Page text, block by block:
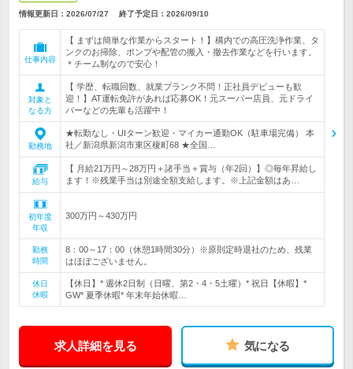
情報更新日：2026/07/27 終了予定日： 2026/09/10
仕事内容
【 まずは簡単な作業からスタート！】構内での高圧洗浄作業、タ
ンクのお掃除、ポンプや配管の搬入・撤去作業などを行います。
＊チーム制なので安心！
対象と
なる方
【 学歴、転職回数、就業ブランク不問！正社員デビューも歓
迎！】AT運転免許があれば応募OK！元スーパー店員、元ドライ
バーなどの先輩も活躍中！
勤務地
★転勤なし・UIターン歓迎・マイカー通勤OK（駐車場完備） 本
社／新潟県新潟市東区榎町68 ★全国…
給与
【 月給21万円～28万円＋諸手当＋賞与（年2回）】◎毎年昇給し
ます！※残業手当は別途全額支給します。※上記金額はあ…
初年度
年収
300万円～430万円
勤務
時間
8：00～17：00（休憩1時間30分）※原則定時退社のため、残業
はほぼございません。
休日
休暇
【休日】* 週休2日制（日曜、第2・4・5土曜）* 祝日【休暇】*
GW* 夏季休暇* 年末年始休暇…
求人詳細を見る 気になる